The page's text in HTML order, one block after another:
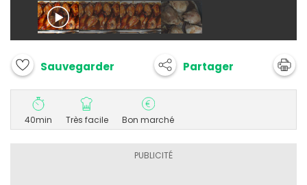
Sauvegarder Partager
40min Très facile Bon marché